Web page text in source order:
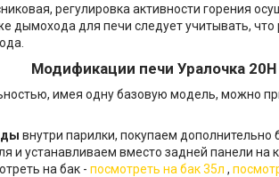
регулировка активности горения
дымохода для печи следует учитывать,
Модификации печи Уралочка 20Н
имея одну базовую модель, можно
внутри парилки, покупаем дополнительно
и устанавливаем вместо задней панели на
на бак - посмотреть на бак 35л ,